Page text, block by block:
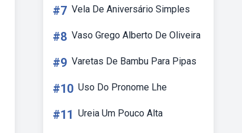
#7 Vela De Aniversário Simples
#8 Vaso Grego Alberto De Oliveira
#9 Varetas De Bambu Para Pipas
#10 Uso Do Pronome Lhe
#11 Ureia Um Pouco Alta